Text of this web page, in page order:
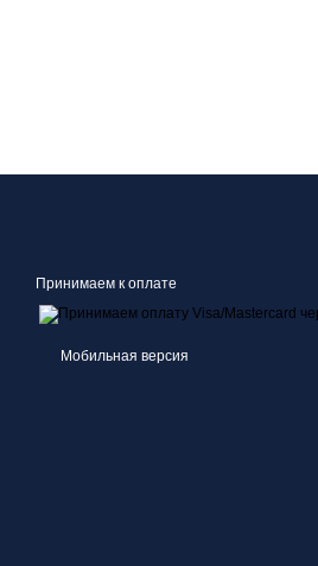
Принимаем к оплате
Мобильная версия